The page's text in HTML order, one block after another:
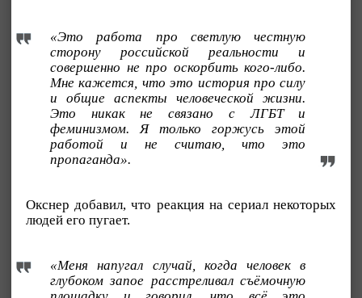
«Это работа про светлую честную
сторону российской реальности и
совершенно не про оскорбить кого-либо.
Мне кажется, что это история про силу
и общие аспекты человеческой жизни.
Это никак не связано с ЛГБТ и
феминизмом. Я только горжусь этой
работой и не считаю, что это
пропаганда».
Окснер добавил, что реакция на сериал некоторых
людей его пугает.
«Меня напугал случай, когда человек в
глубоком запое расстреливал съёмочную